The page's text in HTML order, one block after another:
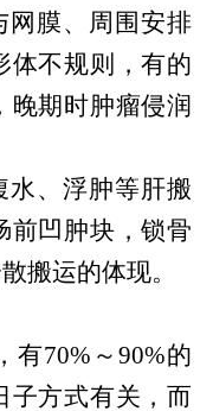
网膜、周围安排
体不规则，有的
晚期时肿瘤侵润
水、浮肿等肝搬
前凹肿块，锁骨
搬运的体现。
有70%～90%的
子方式有关，而